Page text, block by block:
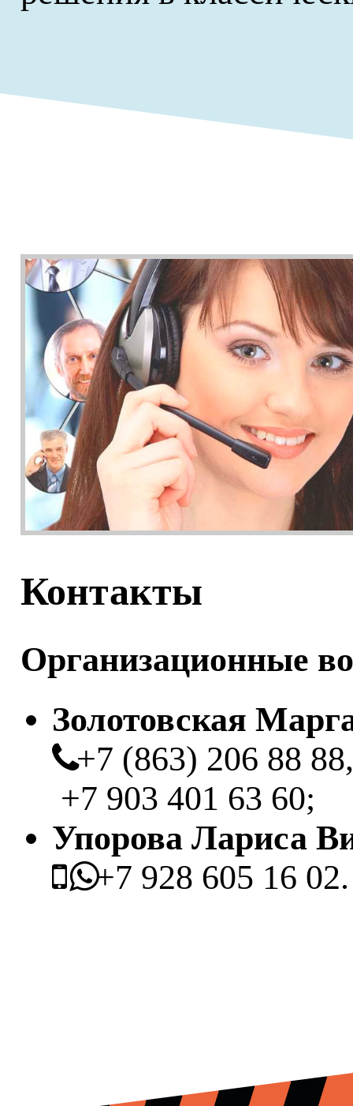
Контакты
Организационные
Золотовская
+7 (863) 206 88
+7 903 401 63 60;
Упорова Лариса
+7 928 605 16 02.